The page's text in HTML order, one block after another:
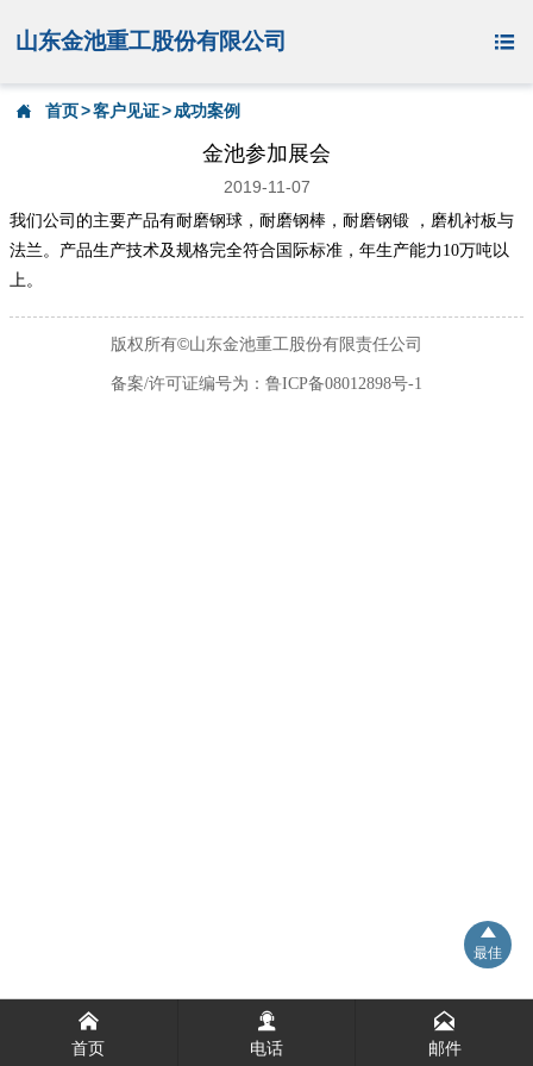
山东金池重工股份有限公司 
 首页>客户见证>成功案例
金池参加展会
2019-11-07
我们公司的主要产品有耐磨钢球，耐磨钢棒，耐磨钢锻 ，磨机衬板与
法兰。产品生产技术及规格完全符合国际标准，年生产能力10万吨以
上。
版权所有©山东金池重工股份有限责任公司
备案/许可证编号为：鲁ICP备08012898号-1

首页

电话

邮件

最佳